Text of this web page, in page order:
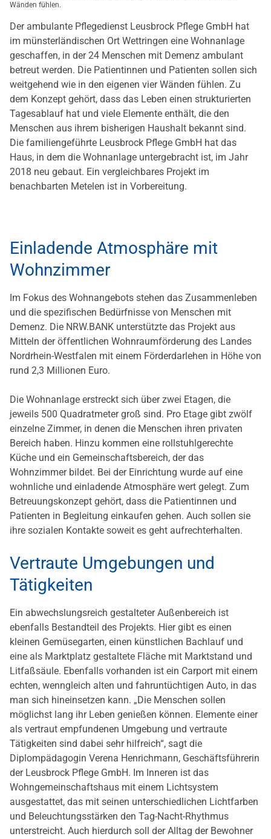
Wänden fühlen.
Der ambulante Pflegedienst Leusbrock Pflege GmbH hat
im münsterländischen Ort Wettringen eine Wohnanlage
geschaffen, in der 24 Menschen mit Demenz ambulant
betreut werden. Die Patientinnen und Patienten sollen sich
weitgehend wie in den eigenen vier Wänden fühlen. Zu
dem Konzept gehört, dass das Leben einen strukturierten
Tagesablauf hat und viele Elemente enthält, die den
Menschen aus ihrem bisherigen Haushalt bekannt sind.
Die familiengeführte Leusbrock Pflege GmbH hat das
Haus, in dem die Wohnanlage untergebracht ist, im Jahr
2018 neu gebaut. Ein vergleichbares Projekt im
benachbarten Metelen ist in Vorbereitung.
Einladende Atmosphäre mit
Wohnzimmer
Im Fokus des Wohnangebots stehen das Zusammenleben
und die spezifischen Bedürfnisse von Menschen mit
Demenz. Die NRW.BANK unterstützte das Projekt aus
Mitteln der öffentlichen Wohnraumförderung des Landes
Nordrhein-Westfalen mit einem Förderdarlehen in Höhe von
rund 2,3 Millionen Euro.
Die Wohnanlage erstreckt sich über zwei Etagen, die
jeweils 500 Quadratmeter groß sind. Pro Etage gibt zwölf
einzelne Zimmer, in denen die Menschen ihren privaten
Bereich haben. Hinzu kommen eine rollstuhlgerechte
Küche und ein Gemeinschaftsbereich, der das
Wohnzimmer bildet. Bei der Einrichtung wurde auf eine
wohnliche und einladende Atmosphäre wert gelegt. Zum
Betreuungskonzept gehört, dass die Patientinnen und
Patienten in Begleitung einkaufen gehen. Auch sollen sie
ihre sozialen Kontakte soweit es geht aufrechterhalten.
Vertraute Umgebungen und
Tätigkeiten
Ein abwechslungsreich gestalteter Außenbereich ist
ebenfalls Bestandteil des Projekts. Hier gibt es einen
kleinen Gemüsegarten, einen künstlichen Bachlauf und
eine als Marktplatz gestaltete Fläche mit Marktstand und
Litfaßsäule. Ebenfalls vorhanden ist ein Carport mit einem
echten, wenngleich alten und fahruntüchtigen Auto, in das
man sich hineinsetzen kann. „Die Menschen sollen
möglichst lang ihr Leben genießen können. Elemente einer
als vertraut empfundenen Umgebung und vertraute
Tätigkeiten sind dabei sehr hilfreich“, sagt die
Diplompädagogin Verena Henrichmann, Geschäftsführerin
der Leusbrock Pflege GmbH. Im Inneren ist das
Wohngemeinschaftshaus mit einem Lichtsystem
ausgestattet, das mit seinen unterschiedlichen Lichtfarben
und Beleuchtungsstärken den Tag-Nacht-Rhythmus
unterstreicht. Auch hierdurch soll der Alltag der Bewohner